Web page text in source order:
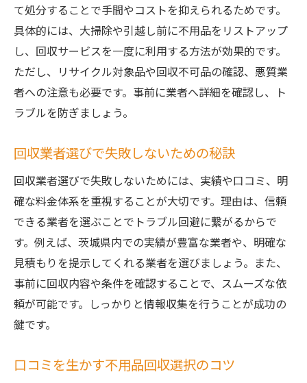
買取を活用した費用削減のポイント
複数業者比較で失敗しない費用管理術
口コミで知るお得な不用品回収の活用法
急な引越し時に便利な不用品回収活用法
急な引越しでも安心な不用品回収の手順
一人暮らしの引越し負担を減らす工夫
買取サービスを活用した賢い不用品処分
口コミを参考にした引越し前後の整理術
茨城県の引越し時に役立つ回収活用例
口コミから学ぶ安心な不用品回収サービス
利用者の口コミで選ぶ不用品回収の安心感
不用品回収の評価が高いサービスの特徴
悪質業者を避けるための口コミチェック法
一人暮らしが信頼できるサービスを選ぶコ
て処分することで手間やコストを抑えられるためです。
具体的には、大掃除や引越し前に不用品をリストアップ
し、回収サービスを一度に利用する方法が効果的です。
ただし、リサイクル対象品や回収不可品の確認、悪質業
者への注意も必要です。事前に業者へ詳細を確認し、ト
ラブルを防ぎましょう。
回収業者選びで失敗しないための秘訣
回収業者選びで失敗しないためには、実績や口コミ、明
確な料金体系を重視することが大切です。理由は、信頼
できる業者を選ぶことでトラブル回避に繋がるからで
す。例えば、茨城県内での実績が豊富な業者や、明確な
見積もりを提示してくれる業者を選びましょう。また、
事前に回収内容や条件を確認することで、スムーズな依
頼が可能です。しっかりと情報収集を行うことが成功の
鍵です。
口コミを生かす不用品回収選択のコツ